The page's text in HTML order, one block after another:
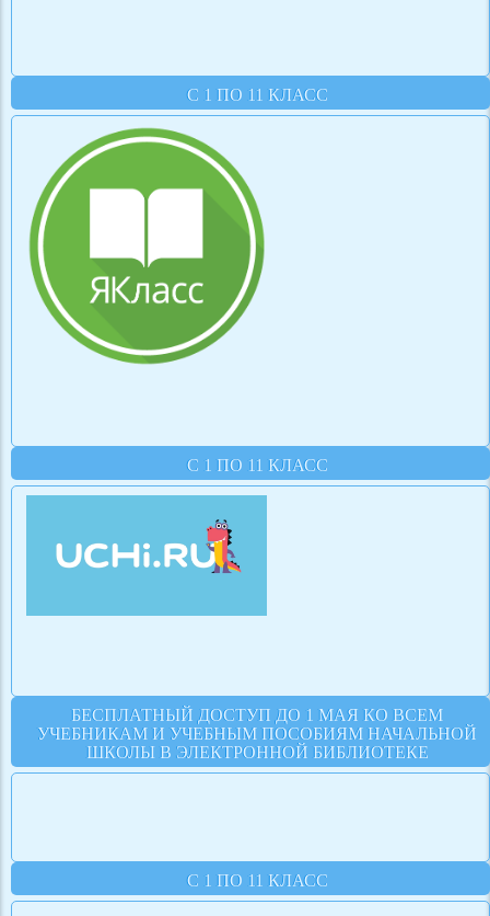
С 1 ПО 11 КЛАСС
С 1 ПО 11 КЛАСС
БЕСПЛАТНЫЙ ДОСТУП ДО 1 МАЯ КО ВСЕМ
УЧЕБНИКАМ И УЧЕБНЫМ ПОСОБИЯМ НАЧАЛЬНОЙ
ШКОЛЫ В ЭЛЕКТРОННОЙ БИБЛИОТЕКЕ
С 1 ПО 11 КЛАСС